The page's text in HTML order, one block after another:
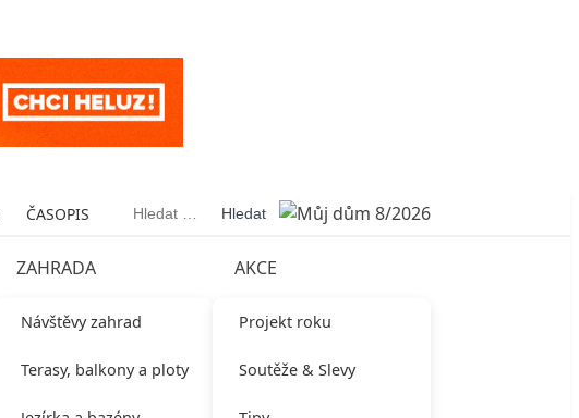
ČASOPIS Vyhledávání
ZAHRADA
Návštěvy zahrad
Terasy, balkony a ploty
AKCE
Projekt roku
Soutěže & Slevy